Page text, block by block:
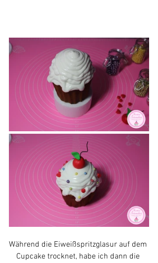
Während die Eiweißspritzglasur auf dem
Cupcake trocknet, habe ich dann die